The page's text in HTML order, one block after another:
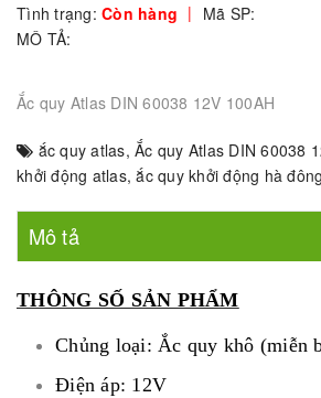
Tình trạng: Còn hàng | Mã SP:
MÔ TẢ:
Ắc quy Atlas DIN 60038 12V 100AH
ắc quy atlas, Ắc quy Atlas DIN 60038
khởi động atlas,ắc quy khởi động hà đông
Mô tả
THÔNG SỐ SẢN PHẨM
Chủng loại: Ắc quy khô (miễn
Điện áp: 12V